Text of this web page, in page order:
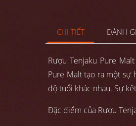
CHI TIẾT ĐÁNH
Rượu Tenjaku Pure
Pure Malt tạo ra một sự
độ tuổi khác nhau. Sự
Đặc điểm của Rượu